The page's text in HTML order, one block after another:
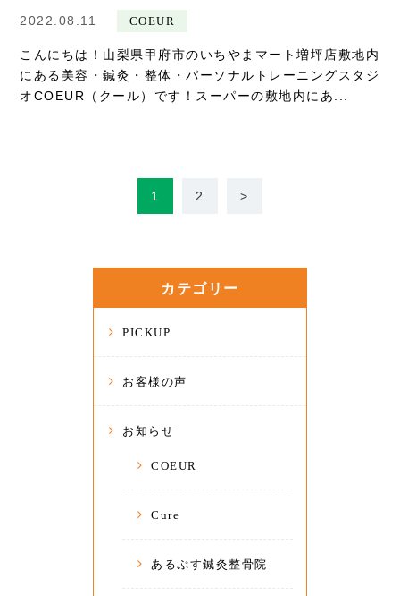
2022.08.11 COEUR
こんにちは！山梨県甲府市のいちやまマート増坪店敷地内
にある美容・鍼灸・整体・パーソナルトレーニングスタジ
オCOEUR（クール）です！スーパーの敷地内にあ...
1 2 >
カテゴリー
PICKUP
お客様の声
お知らせ
COEUR
Cure
あるぷす鍼灸整骨院